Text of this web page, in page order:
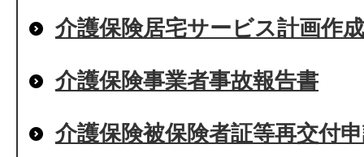
介護保険居宅サービス計画作
介護保険事業者事故報告書
介護保険被保険者証等再交付